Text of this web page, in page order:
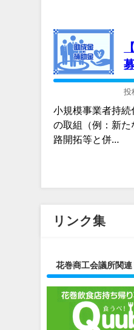
投
小規模事業者持
の取組（例：新
路開拓等と併…
リンク集
花巻商工会議所関連